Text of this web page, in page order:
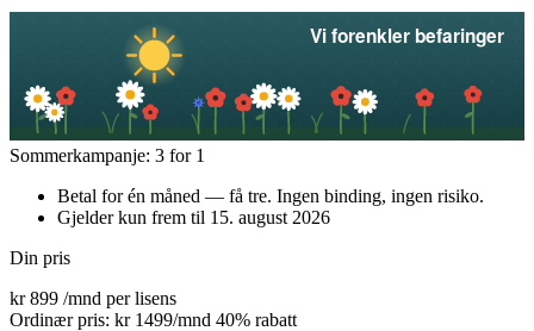
Sommerkampanje: 3 for 1
Betal for én måned — få tre. Ingen binding, ingen risiko.
Gjelder kun frem til 15. august 2026
Din pris
kr 899 /mnd per lisens
Ordinær pris: kr 1499/mnd 40% rabatt